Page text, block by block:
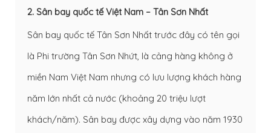
2. Sân bay quốc tế Việt Nam – Tân Sơn Nhất
Sân bay quốc tế Tân Sơn Nhất trước đây có tên gọi
là Phi trường Tân Sơn Nhứt, là cảng hàng không ở
miền Nam Việt Nam nhưng có lưu lượng khách hàng
năm lớn nhất cả nước (khoảng 20 triệu lượt
khách/năm). Sân bay được xây dựng vào năm 1930